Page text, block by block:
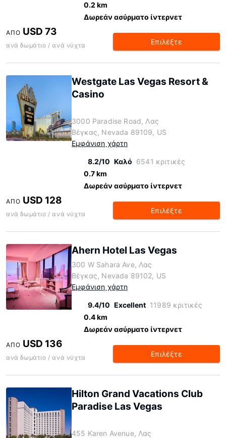
0.2 km
Δωρεάν ασύρματο ίντερνετ
ΑΠΌ USD 73
ανά δωμάτιο / ανά νύχτα Επιλέξτε
Westgate Las Vegas Resort &
Casino
3000 Paradise Road, Λας
Βέγκας, Nevada 89109, US
Εμφάνιση χάρτη
8.2/10 Καλό 6541 κριτικές
0.7 km
Δωρεάν ασύρματο ίντερνετ
ΑΠΌ USD 128
ανά δωμάτιο / ανά νύχτα Επιλέξτε
Ahern Hotel Las Vegas
300 W Sahara Ave, Λας
Βέγκας, Nevada 89102, US
Εμφάνιση χάρτη
9.4/10 Excellent 11989 κριτικές
0.4 km
Δωρεάν ασύρματο ίντερνετ
ΑΠΌ USD 136
ανά δωμάτιο / ανά νύχτα Επιλέξτε
Hilton Grand Vacations Club
Paradise Las Vegas
455 Karen Avenue, Λας